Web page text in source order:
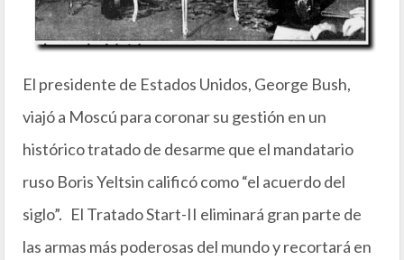
El presidente de Estados Unidos, George Bush,
viajó a Moscú para coronar su gestión en un
histórico tratado de desarme que el mandatario
ruso Boris Yeltsin calificó como “el acuerdo del
siglo”. El Tratado Start-II eliminará gran parte de
las armas más poderosas del mundo y recortará en